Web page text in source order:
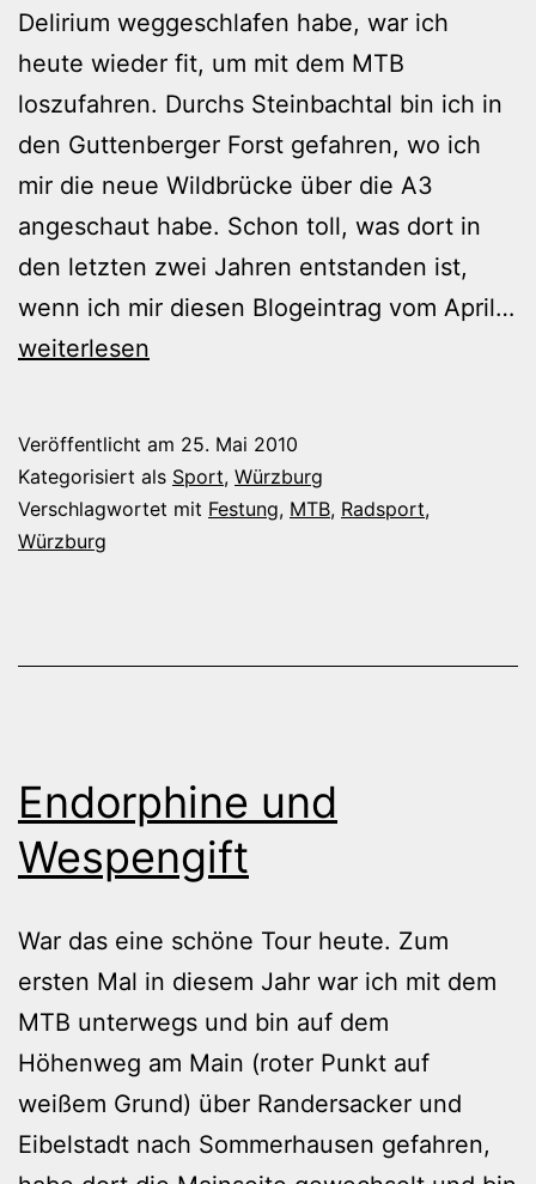
Delirium weggeschlafen habe, war ich
heute wieder fit, um mit dem MTB
loszufahren. Durchs Steinbachtal bin ich in
den Guttenberger Forst gefahren, wo ich
mir die neue Wildbrücke über die A3
angeschaut habe. Schon toll, was dort in
den letzten zwei Jahren entstanden ist,
wenn ich mir diesen Blogeintrag vom April…
Durch
Forst
zur
Festung
weiterlesen
Veröffentlicht am 25. Mai 2010
Kategorisiert als Sport, Würzburg
Verschlagwortet mit Festung, MTB, Radsport,
Würzburg
Endorphine und
Wespengift
War das eine schöne Tour heute. Zum
ersten Mal in diesem Jahr war ich mit dem
MTB unterwegs und bin auf dem
Höhenweg am Main (roter Punkt auf
weißem Grund) über Randersacker und
Eibelstadt nach Sommerhausen gefahren,